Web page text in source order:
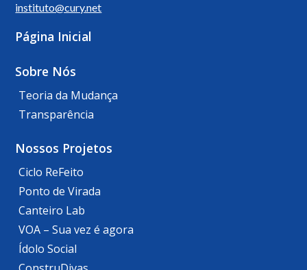
instituto@cury.net
Página Inicial
Sobre Nós
Teoria da Mudança
Transparência
Nossos Projetos
Ciclo ReFeito
Ponto de Virada
Canteiro Lab
VOA – Sua vez é agora
Ídolo Social